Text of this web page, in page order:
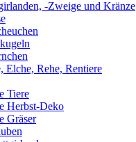
-Zweige und Kränze
Elche, Rehe, Rentiere
Tiere
Herbst-Deko
Gräser